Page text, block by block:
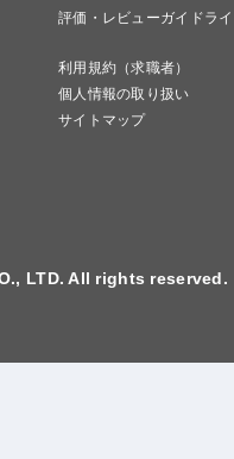
評価・レビューガイドラ
利用規約（求職者）
個人情報の取り扱い
サイトマップ
LTD. All rights reserved.